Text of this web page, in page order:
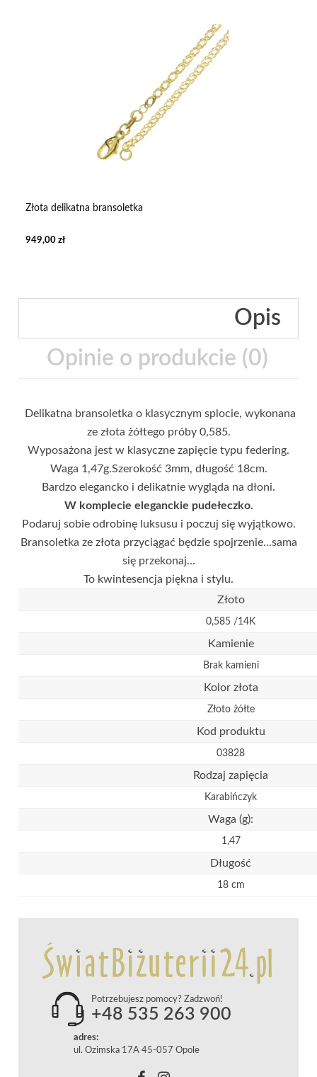
Złota delikatna bransoletka
949,00 zł
Opis
Opinie o produkcie (0)
Delikatna bransoletka o klasycznym splocie, wykonana
ze złota żółtego próby 0,585.
Wyposażona jest w klasyczne zapięcie typu federing.
Waga 1,47g.Szerokość 3mm, długość 18cm.
Bardzo elegancko i delikatnie wygląda na dłoni.
W komplecie eleganckie pudełeczko.
Podaruj sobie odrobinę luksusu i poczuj się wyjątkowo.
Bransoletka ze złota przyciągać będzie spojrzenie...sama
się przekonaj...
To kwintesencja piękna i stylu.
Złoto
0,585 /14K
Kamienie
Brak kamieni
Kolor złota
Złoto żółte
Kod produktu
03828
Rodzaj zapięcia
Karabińczyk
Waga (g):
1,47
Długość
18 cm
Potrzebujesz pomocy? Zadzwoń!
+48 535 263 900
adres:
ul. Ozimska 17A 45-057 Opole